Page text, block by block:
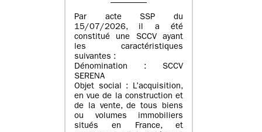
Par acte SSP du
15/07/2026, il a été
constitué une SCCV ayant
les caractéristiques
suivantes :
Dénomination : SCCV
SERENA
Objet social : L’acquisition,
en vue de la construction et
de la vente, de tous biens
ou volumes immobiliers
situés en France, et